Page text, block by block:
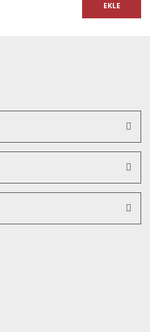
Sani Konferans Sandalyesi
EKLE